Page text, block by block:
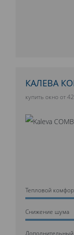
КАЛЕВА
купить окно от
Тепловой
Cнижение шума
Дополнительный